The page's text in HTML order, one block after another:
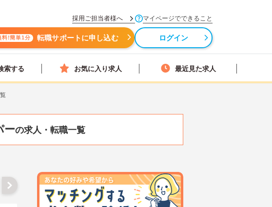
採用ご担当者様へ マイページでできること
料!簡単1分 転職サポートに申し込む ログイン
索する お気に入り求人 最近見た求人
ーの求人・転職一覧